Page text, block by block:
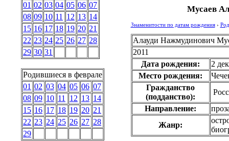
01 02 03 04 05 06 07
08 09 10 11 12 13 14
15 16 17 18 19 20 21
22 23 24 25 26 27 28
29 30 31
Родившиеся в феврале
01 02 03 04 05 06 07
08 09 10 11 12 13 14
15 16 17 18 19 20 21
22 23 24 25 26 27 28
29
Мусаев
Знаменитости по датам рождения›
Алауди Нажмудинович
2011
Дата рождения:
2
Место рождения:
Гражданство
(подданство):
Направление:
Жанр: